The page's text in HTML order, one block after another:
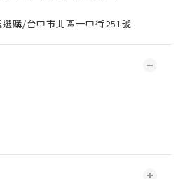
購/台中市北區一中街251號